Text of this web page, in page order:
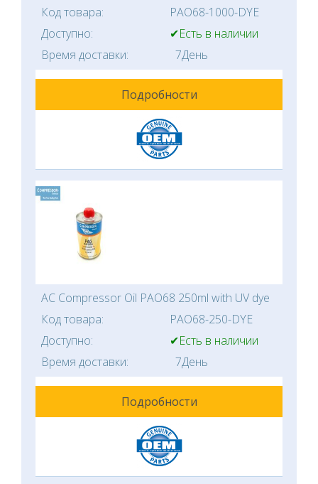
Код товара:
PAO68-1000-DYE
Доступно:
✔Есть в наличии
Время доставки:
7День
Подробности
AC Compressor Oil PAO68 250ml with UV dye
Код товара:
PAO68-250-DYE
Доступно:
✔Есть в наличии
Время доставки:
7День
Подробности